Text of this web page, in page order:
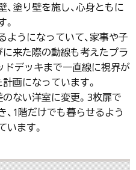
塗り壁を施し、心身ともに
うになっていて、家事や子
来た際の動線も考えたプラ
ドデッキまで一直線に視界が
画になっています。
ない洋室に変更。3枚扉で
1階だけでも暮らせるよう
ます。